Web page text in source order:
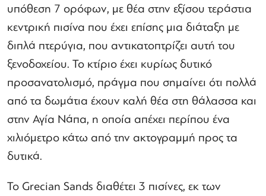
υπόθεση 7 ορόφων, με θέα στην εξίσου τεράστια
κεντρική πισίνα που έχει επίσης μια διάταξη με
διπλά πτερύγια, που αντικατοπτρίζει αυτή του
ξενοδοχείου. Το κτίριο έχει κυρίως δυτικό
προσανατολισμό, πράγμα που σημαίνει ότι πολλά
από τα δωμάτια έχουν καλή θέα στη θάλασσα και
στην Αγία Νάπα, η οποία απέχει περίπου ένα
χιλιόμετρο κάτω από την ακτογραμμή προς τα
δυτικά.
Το Grecian Sands διαθέτει 3 πισίνες, εκ των